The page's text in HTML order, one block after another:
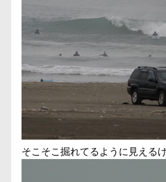
そこそこ掘れてるように見える